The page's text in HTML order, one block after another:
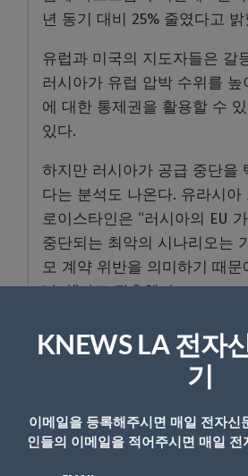
년 동기 대비 25% 줄였다고 밝
유럽과 미국의 지도자들은 갈
러시아가 유럽 압박 수위를
에 대한 통제권을 활용할 수
있다.
하지만 러시아가 공급 중단을
다는 분석도 나온다. 유라시아
로이스타인은 “러시아의 EU
중단되는 최악의 시나리오는
모 계약 위반을 의미하기 때
낮다”라고 관측했다.
- Copyright © KNEWSLA.COM, 무단
KNEWS LA 전자
기
이메일을 등록해주시면 매일 전자신
인들의 이메일을 적어주시면 매일